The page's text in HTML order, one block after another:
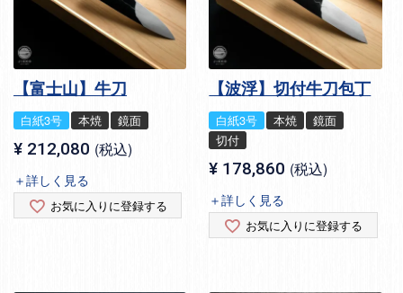
【富士山】牛刀
白紙3号 本焼 鏡面
¥ 212,080 税込
＋詳しく見る
お気に入りに登録する
【波浮】切付牛刀包丁
白紙3号 本焼
鏡面
切付
¥ 178,860 税込
＋詳しく見る
お気に入りに登録する